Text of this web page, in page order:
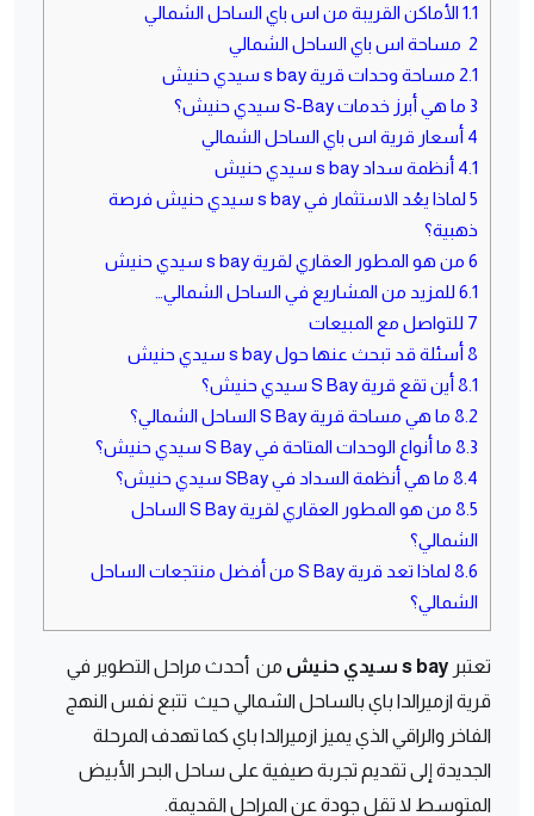
1.1 الأماكن القريبة من اس باي الساحل الشمالي
2 مساحة اس باي الساحل الشمالي
2.1 مساحة وحدات قرية s bay سيدي حنيش
3 ما هي أبرز خدمات S-Bay سيدي حنيش؟
4 أسعار قرية اس باي الساحل الشمالي
4.1 أنظمة سداد s bay سيدي حنيش
5
لماذا يعُد الاستثمار في s bay سيدي حنيش فرصة
ذهبية؟
6 من هو المطور العقاري لقرية s bay سيدي حنيش
6.1 للمزيد من المشاريع في الساحل الشمالي…
7 للتواصل مع المبيعات
8 أسئلة قد تبحث عنها حول s bay سيدي حنيش
8.1 أين تقع قرية S Bay سيدي حنيش؟
8.2 ما هي مساحة قرية S Bay الساحل الشمالي؟
8.3 ما أنواع الوحدات المتاحة في S Bay سيدي حنيش؟
8.4 ما هي أنظمة السداد في SBay سيدي حنيش؟
8.5
من هو المطور العقاري لقرية S Bay الساحل
الشمالي؟
8.6
لماذا تعد قرية S Bay من أفضل منتجعات الساحل
الشمالي؟
تعتبر s bay سيدي حنيش
من أحدث مراحل التطوير في
قرية ازميرالدا باي بالساحل الشمالي حيث تتبع نفس النهج
الفاخر والراقي الذي يميز ازميرالدا باي كما تهدف المرحلة
الجديدة إلى تقديم تجربة صيفية على ساحل البحر الأبيض
المتوسط لا تقل جودة عن المراحل القديمة.